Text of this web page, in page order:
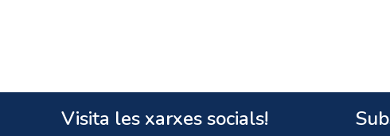
Visita les xarxes socials!